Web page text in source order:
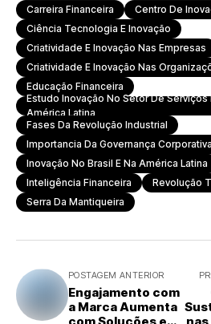
Carreira Financeira
Centro De
Ciência Tecnologia E Inovação
Criatividade E Inovação Nas Empresas
Criatividade E Inovação Nas
Educação Financeira
Estudo Inovação No Setor De Serviços
América Latina
Fases Da Revolução Industrial
Importancia Da Governança Corporativa
Inovação No Brasil E Na América Latina
Inteligência Financeira
Revolução
Serra Da Mantiqueira
POSTAGEM ANTERIOR
Engajamento com
a Marca Aumenta